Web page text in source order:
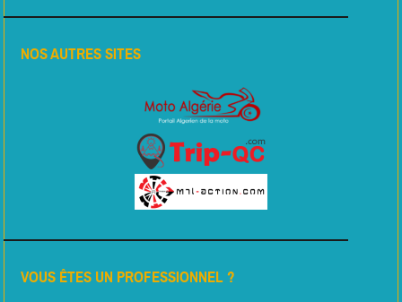
NOS AUTRES SITES
VOUS ÊTES UN PROFESSIONNEL ?